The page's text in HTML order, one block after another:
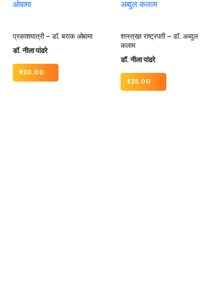
प्रकाशयात्री – डॉ. बराक ओबामा
डॉ. नीला पांढरे
120.00
शास्त्रज्ञ राष्ट्रपती – डॉ. अब्दुल
कलाम
डॉ. नीला पांढरे
125.00